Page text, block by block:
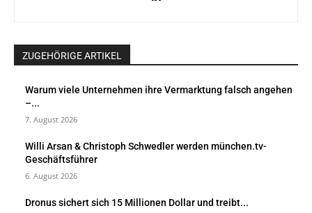
ZUGEHÖRIGE ARTIKEL
Warum viele Unternehmen ihre Vermarktung falsch angehen
–...
7. August 2026
Willi Arsan & Christoph Schwedler werden münchen.tv-
Geschäftsführer
6. August 2026
Dronus sichert sich 15 Millionen Dollar und treibt...